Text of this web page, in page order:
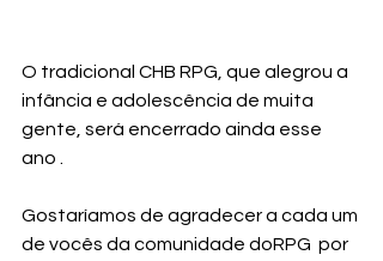
O tradicional CHB RPG, que alegrou a
infância e adolescência de muita
gente, será encerrado ainda esse
ano .
Gostaríamos de agradecer a cada um
de vocês da comunidade doRPG  por